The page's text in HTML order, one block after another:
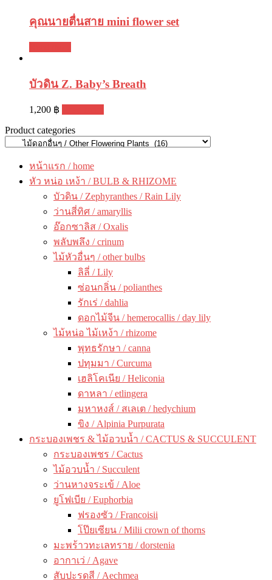
คุณนายตื่นสาย mini flower set
บัวดิน Z. Baby’s Breath
1,200 ฿
Product categories
หน้าแรก / home
หัว หน่อ เหง้า / BULB & RHIZOME
บัวดิน / Zephyranthes / Rain Lily
ว่านสี่ทิศ / amaryllis
อ๊อกซาลิส / Oxalis
พลับพลึง / crinum
ไม้หัวอื่นๆ / other bulbs
ลิลี่ / Lily
ซ่อนกลิ่น / polianthes
รักเร่ / dahlia
ดอกไม้จีน / hemerocallis / day lily
ไม้หน่อ ไม้เหง้า / rhizome
พุทธรักษา / canna
ปทุมมา / Curcuma
เฮลิโคเนีย / Heliconia
ดาหลา / etlingera
มหาหงส์ / สเลเต / hedychium
ขิง / Alpinia Purpurata
กระบองเพชร & ไม้อวบน้ำ / CACTUS & SUCCULENT
กระบองเพชร / Cactus
ไม้อวบน้ำ / Succulent
ว่านหางจระเข้ / Aloe
ยูโฟเบีย / Euphorbia
ฟรองซัว / Francoisii
โป๊ยเซียน / Milii crown of thorns
มะพร้าวทะเลทราย / dorstenia
อากาเว่ / Agave
สับปะรดสี / Aechmea